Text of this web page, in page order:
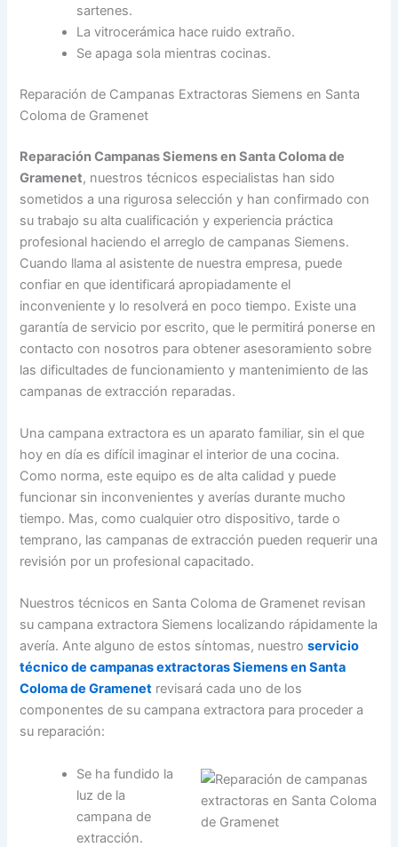
sartenes.
La vitrocerámica hace ruido extraño.
Se apaga sola mientras cocinas.
Reparación de Campanas Extractoras Siemens en Santa
Coloma de Gramenet
Reparación Campanas Siemens en Santa Coloma de
Gramenet, nuestros técnicos especialistas han sido
sometidos a una rigurosa selección y han confirmado con
su trabajo su alta cualificación y experiencia práctica
profesional haciendo el arreglo de campanas Siemens.
Cuando llama al asistente de nuestra empresa, puede
confiar en que identificará apropiadamente el
inconveniente y lo resolverá en poco tiempo. Existe una
garantía de servicio por escrito, que le permitirá ponerse en
contacto con nosotros para obtener asesoramiento sobre
las dificultades de funcionamiento y mantenimiento de las
campanas de extracción reparadas.
Una campana extractora es un aparato familiar, sin el que
hoy en día es difícil imaginar el interior de una cocina.
Como norma, este equipo es de alta calidad y puede
funcionar sin inconvenientes y averías durante mucho
tiempo. Mas, como cualquier otro dispositivo, tarde o
temprano, las campanas de extracción pueden requerir una
revisión por un profesional capacitado.
Nuestros técnicos en Santa Coloma de Gramenet revisan
su campana extractora Siemens localizando rápidamente la
avería. Ante alguno de estos síntomas, nuestroservicio
técnico de campanas extractoras Siemens en Santa
Coloma de Gramenet revisará cada uno de los
componentes de su campana extractora para proceder a
su reparación:
Se ha fundido la
luz de la
campana de
extracción.